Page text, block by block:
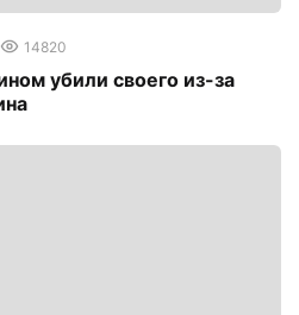
14820
убили своего из-за